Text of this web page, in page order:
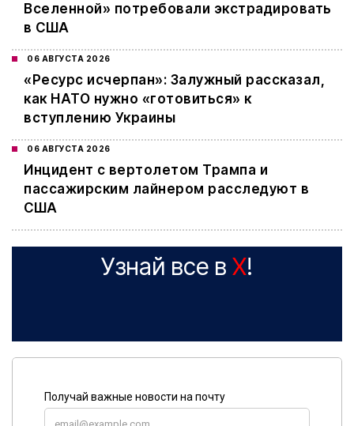
Вселенной» потребовали экстрадировать
в США
06 АВГУСТА 2026
«Ресурс исчерпан»: Залужный рассказал,
как НАТО нужно «готовиться» к
вступлению Украины
06 АВГУСТА 2026
Инцидент с вертолетом Трампа и
пассажирским лайнером расследуют в
США
Узнай все в X!